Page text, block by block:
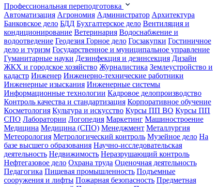
Профессиональная переподготовка
Автоматизация Агрономия Администратор Архитектура
Банковское дело БДД Бухгалтерское дело Вентиляция и
кондиционирование Ветеринария Водоснабжение и
водоотведение Геодезия Горное дело Госзакупки Гостиничное
дело и туризм Государственное и муниципальное управление
Гуманитарные науки Дезинфекция и дезинсекция Дизайн
ЖКХ и городское хозяйство Журналистика Землеустройство и
кадастр Инженер Инженерно-технические работники
Инженерные изыскания Инженерные системы
Информационные технологии Кадровое делопроизводство
Контроль качества и стандартизация Корпоративное обучение
Косметология Культура и искусство Курсы ПП ВО Курсы ПП
СПО Лаборатории Логопедия Маркетинг Машиностроение
Медицина Медицина (СПО) Менеджмент Металлургия
Метеорология Метрологический контроль Музейное дело На
базе высшего образования Научно-исследовательская
деятельность Недвижимость Неразрушающий контроль
Нефтегазовое дело Охрана труда Оценочная деятельность
Педагогика Пищевая промышленность Подъемные
сооружения и лифты Пожарная безопасность Предметная